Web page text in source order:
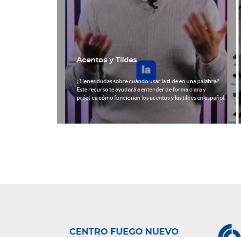
Vive la Eucaristía: Un encuentro de fe y
comunidad
Te invitamos a ser parte de nuestra Eucaristía dominical, un
momento de encuentro con Dios y con nuestra comunidad
universitaria.